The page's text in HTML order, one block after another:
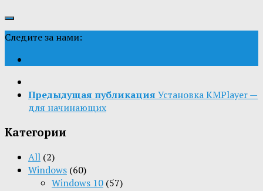
Следите за нами:
Предыдущая публикация Установка KMPlayer —
для начинающих
Категории
All (2)
Windows (60)
Windows 10 (57)